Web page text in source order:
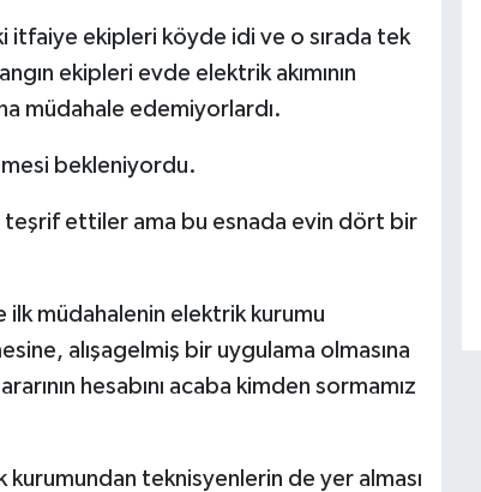
itfaiye ekipleri köyde idi ve o sırada tek
ekipleri evde elektrik akımının
müdahale edemiyorlardı.
bekleniyordu.
teşrif ettiler ama bu esnada evin dört bir
ilk müdahalenin elektrik kurumu
alışagelmiş bir uygulama olmasına
hesabını acaba kimden sormamız
teknisyenlerin de yer alması